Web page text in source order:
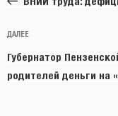
Следующая
запись
ДАЛЕЕ
Губернатор
родителей деньги на